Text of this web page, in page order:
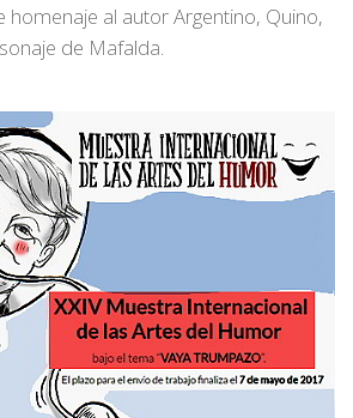
homenaje al autor Argentino, Quino,
de Mafalda.